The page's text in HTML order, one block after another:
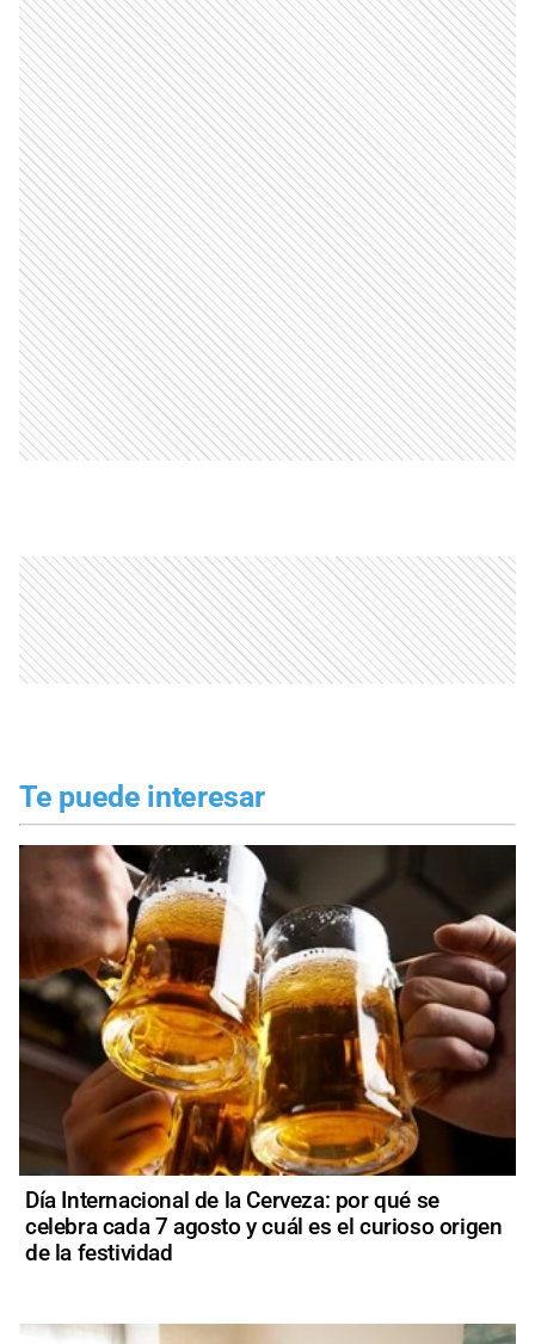
Te puede interesar
Día Internacional de la Cerveza: por qué se
celebra cada 7 agosto y cuál es el curioso origen
de la festividad